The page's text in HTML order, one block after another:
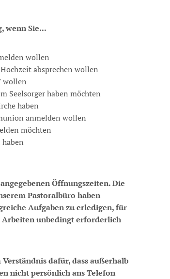
wenn Sie...
wollen
absprechen wollen
wollen
Seelsorger haben möchten
haben
anmelden wollen
möchten
Öffnungszeiten. Die
Pastoralbüro haben
Aufgaben zu erledigen, für
unbedingt erforderlich
dafür, dass außerhalb
nicht persönlich ans Telefon